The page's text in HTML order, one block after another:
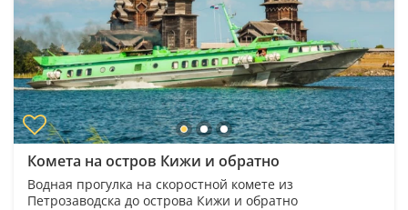
Комета на остров Кижи и обратно
Водная прогулка на скоростной комете из
Петрозаводска до острова Кижи и обратно